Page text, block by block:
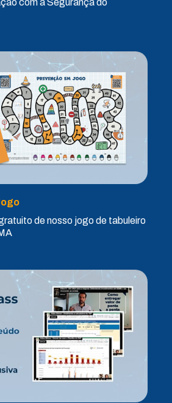
com a Segurança do
de nosso jogo de tabuleiro